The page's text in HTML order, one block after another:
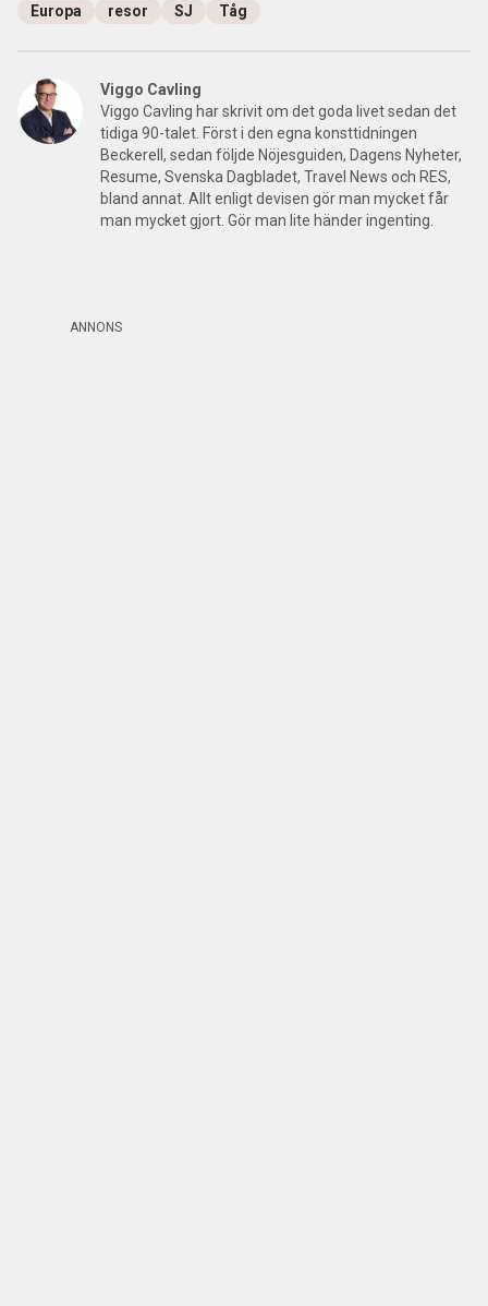
Europa resor SJ Tåg
Viggo Cavling
Viggo Cavling har skrivit om det goda livet sedan det
tidiga 90-talet. Först i den egna konsttidningen
Beckerell, sedan följde Nöjesguiden, Dagens Nyheter,
Resume, Svenska Dagbladet, Travel News och RES,
bland annat. Allt enligt devisen gör man mycket får
man mycket gjort. Gör man lite händer ingenting.
ANNONS